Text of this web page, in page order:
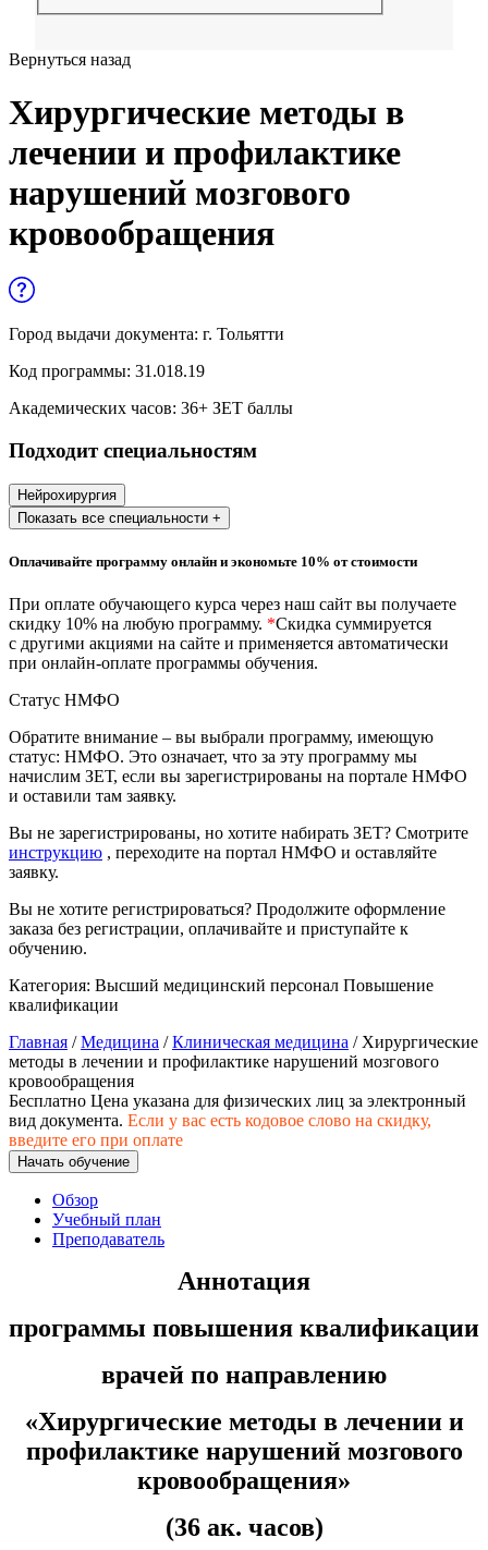
медицине
Здравоохранение и медицинские
науки
Образование и педагогические науки
и служащих
История и археология
Психологические науки
Техносферная безопасность и ОТ
Техносферная безопасность и
Экологическая безопасность в
промышленности
Управление охраной труда.
Техносферная безопасность
Допуски
Безопасность труда
Управление производством
организации
Управление административно-
хозяйственной деятельностью
Техника-технологии
Прикладная геология, горное дело,
нефтегазовое дело и геодезия
Техника и технологии строительства
Ядерная энергетика и технологии
Культура и спорт
Физкультура и спорт
Сервис и туризм
Вернуться назад
Хирургические методы в
лечении и профилактике
нарушений мозгового
кровообращения
Город выдачи документа: г. Тольятти
Код программы: 31.018.19
Академических часов: 36+ ЗЕТ баллы
Подходит специальностям
Нейрохирургия
Показать все специальности +
Оплачивайте программу онлайн и экономьте 10% от стоимости
При оплате обучающего курса через наш сайт вы получаете
скидку 10% на любую программу. *Скидка суммируется
с другими акциями на сайте и применяется автоматически
при онлайн-оплате программы обучения.
Статус НМФО
Обратите внимание – вы выбрали программу, имеющую
статус: НМФО. Это означает, что за эту программу мы
начислим ЗЕТ, если вы зарегистрированы на портале НМФО
и оставили там заявку.
Вы не зарегистрированы, но хотите набирать ЗЕТ? Смотрите
инструкцию , переходите на портал НМФО и оставляйте
заявку.
Вы не хотите регистрироваться? Продолжите оформление
заказа без регистрации, оплачивайте и приступайте к
обучению.
Категория: Высший медицинский персонал Повышение
квалификации
Главная /Медицина /Клиническая медицина / Хирургические
методы в лечении и профилактике нарушений мозгового
кровообращения
Бесплатно Цена указана для физических лиц за электронный
вид документа. Если у вас есть кодовое слово на скидку,
введите его при оплате
Начать обучение
Обзор
Учебный план
Преподаватель
Аннотация
программы повышения квалификации
врачей по направлению
«Хирургические методы в лечении и
профилактике нарушений мозгового
кровообращения»
(36 ак. часов)